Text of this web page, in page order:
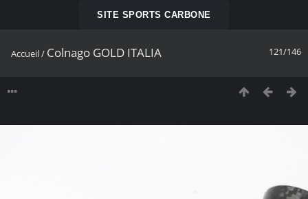
SITE SPORTS CARBONE
121/146
Accueil/ Colnago GOLD ITALIA